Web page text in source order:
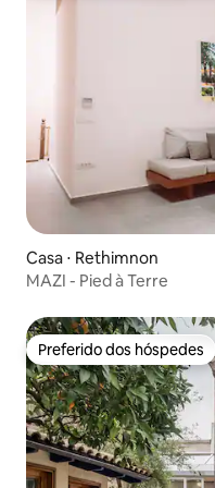
Casa ⋅ Rethimnon
MAZI - Pied à Terre
Preferido dos hóspedes
Preferido dos hóspedes